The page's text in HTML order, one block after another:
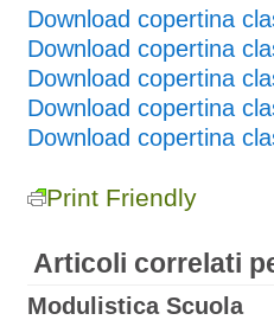
Download copertina
Download copertina
Download copertina
Download copertina
Download copertina
Print Friendly
Articoli correlati
Modulistica Scuola